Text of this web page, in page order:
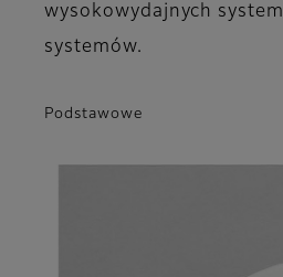
wysokowydajnych
systemów.
Podstawowe